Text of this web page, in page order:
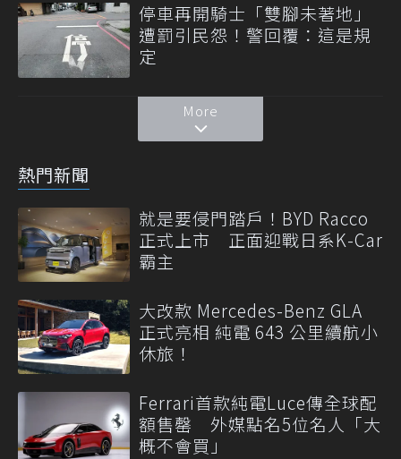
停車再開騎士「雙腳未著地」
遭罰引民怨！警回覆：這是規
定
More
熱門新聞
就是要侵門踏戶！BYD Racco
正式上市 正面迎戰日系K-Car
霸主
大改款 Mercedes-Benz GLA
正式亮相 純電 643 公里續航小
休旅！
Ferrari首款純電Luce傳全球配
額售罄 外媒點名5位名人「大
概不會買」